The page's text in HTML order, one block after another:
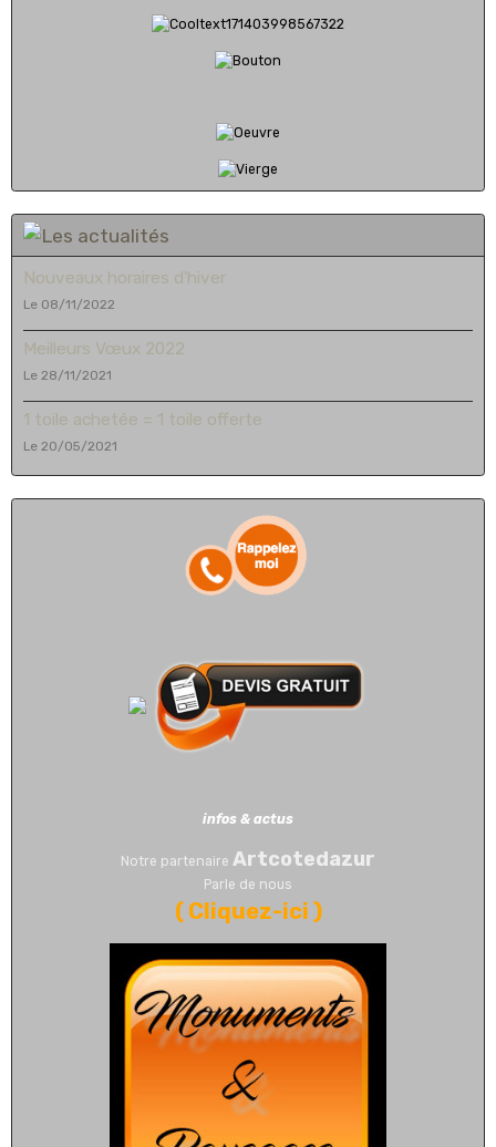
Nouveaux horaires d'hiver
Le 08/11/2022
Meilleurs Vœux 2022
Le 28/11/2021
1 toile achetée = 1 toile offerte
Le 20/05/2021
infos & actus
Notre partenaire Artcotedazur
Parle de nous
( Cliquez-ici )